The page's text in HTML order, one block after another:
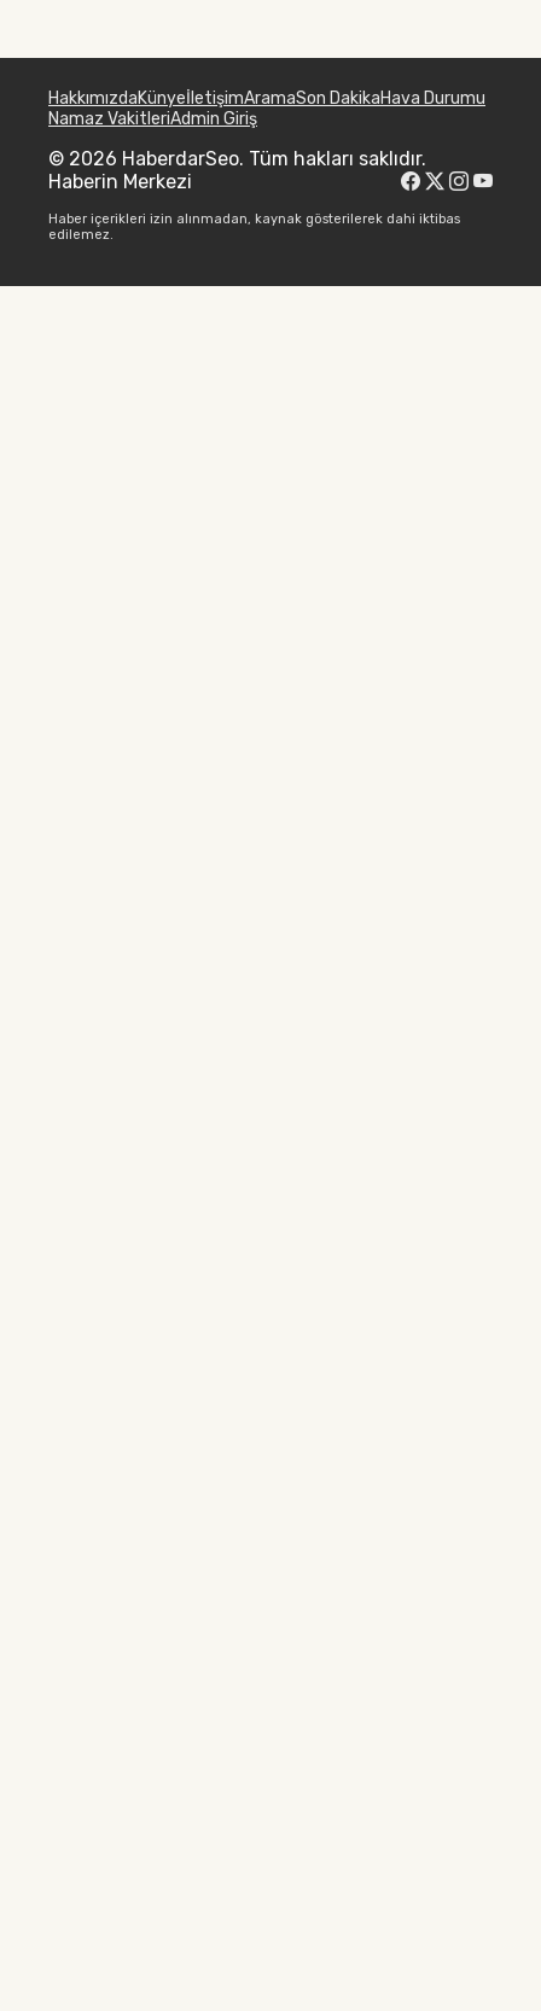
HakkımızdaKünyeİletişimAramaSon DakikaHava Durumu
Namaz VakitleriAdmin Giriş
© 2026 HaberdarSeo. Tüm hakları saklıdır.
Haberin Merkezi
Haber içerikleri izin alınmadan, kaynak gösterilerek dahi iktibas
edilemez.